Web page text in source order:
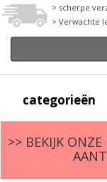
> scherpe
> Verwachte
categorieën
>> BEKIJK